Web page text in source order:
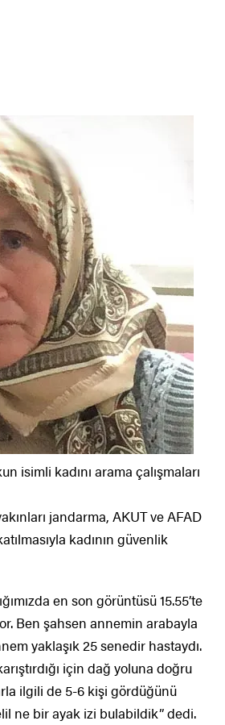
isimli kadını arama çalışmaları
jandarma, AKUT ve AFAD
kadının güvenlik
en son görüntüsü 15.55’te
Ben şahsen annemin arabayla
yaklaşık 25 senedir hastaydı.
için dağ yoluna doğru
ilgili de 5-6 kişi gördüğünü
ne bir ayak izi bulabildik” dedi.